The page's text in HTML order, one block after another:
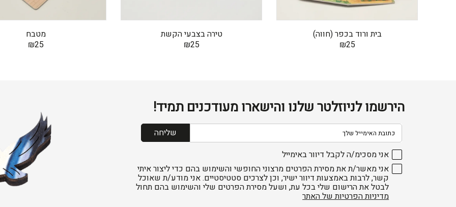
בית ורוד בכפר (חווה)
₪25
טירה בצבעי הקשת
₪25
מטבח
₪25
הירשמו לניוזלטר שלנו והישארו מעודכנים תמיד!
דוא׳׳ל
שליחה
אני מסכימ/ה לקבל דיוור באימייל
אני מאשר/ת את מסירת הפרטים מרצוני החופשי והשימוש בהם כדי ליצור איתי
קשר, לרבות באמצעות דיוור ישיר, וכן לצרכים סטטיסטיים. אני מודע/ת שאוכל
לבטל את הרישום שלי בכל עת, ושעל מסירת הפרטים שלי והשימוש בהם תחול
מדיניות הפרטיות של האתר